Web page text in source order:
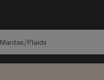
Mantas/Plaids